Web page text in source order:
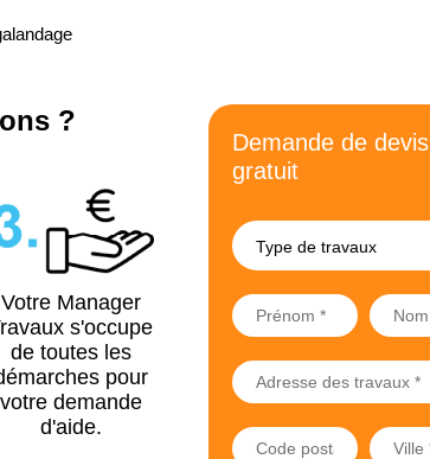
?
Votre Manager
s'occupe
de toutes les
pour
votre demande
d'aide.
Demande de devis
gratuit
Type de travaux